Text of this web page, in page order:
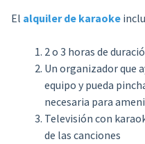
El alquiler de karaoke
2 o 3 horas de
Un organizador que
equipo y pueda
necesaria para
Televisión con
de las canciones